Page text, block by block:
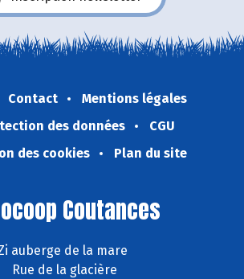
Contact
Mentions légales
des données
CGU
des cookies
Plan du site
Coutances
auberge de la mare
Rue de la glacière